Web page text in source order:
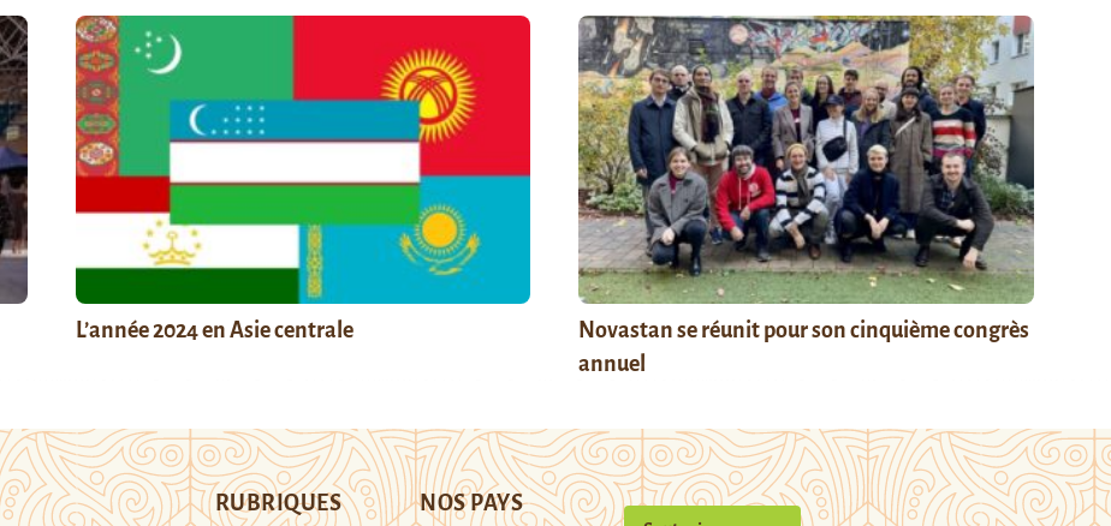
L’année 2024 en Asie centrale
Novastan se réunit pour son cinquième congrès
annuel
RUBRIQUES NOS PAYS